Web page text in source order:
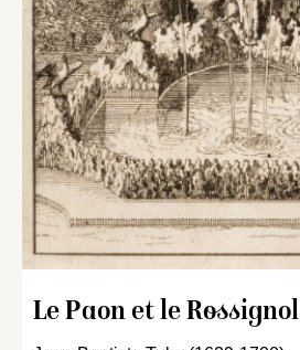
Le Paon et le Rossignol